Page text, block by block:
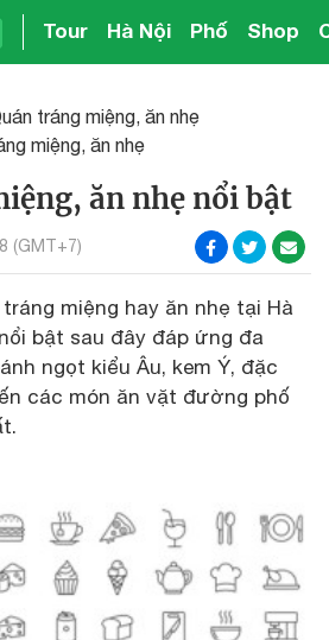
Tour Hà Nội Phố Shop
tráng miệng, ăn nhẹ
miệng, ăn nhẹ
ăn nhẹ nổi bật
(GMT+7)
miệng hay ăn nhẹ tại Hà
bật sau đây đáp ứng đa
ngọt kiểu Âu, kem Ý, đặc
các món ăn vặt đường phố